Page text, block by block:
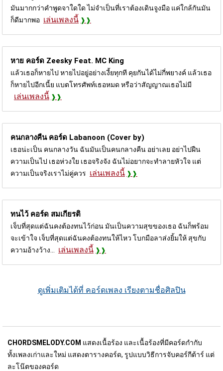
มันมากกว่าคำพูดจาใดใด ไม่จำเป็นที่เราต้องเดินจูงมือ แค่ใกล้กันมัน
ก็ดีมากพอ เล่นเพลงนี้
หาย คอร์ด Zeesky Feat. MC King
แล้วเธอก็หายไป หายไปอยู่อย่างเงี้ยทุกที คุยกันได้ไม่กี่พยางค์ แล้วเธอ
ก็หายไปอีกเนี้ย แบตโทรศัพท์เธอหมด หรือว่าสัญญาณเธอไม่มี
เล่นเพลงนี้
คนกลางคืน คอร์ด Labanoon (Cover by)
เธอน่ะเป็น คนกลางวัน ฉันมันเป็นคนกลางคืน อย่าเลย อย่าไปฝืน
ความเป็นไป เธอห่วงใย เธอจริงจัง ฉันไม่อยากจะทำลายหัวใจ แต่
ความเป็นจริงเราไม่คู่ควร เล่นเพลงนี้
ทนไว้ คอร์ด สมเกียรติ
เจ็บที่สุดแต่ฉันคงต้องทนไว้ก่อน มันเป็นความสุขของเธอ ฉันก็พร้อม
จะเข้าใจ เจ็บที่สุดแต่ฉันคงต้องทนให้ไหว โบกมือลาส่งยิ้มให้ สุขกับ
ความอ้างว้าง... เล่นเพลงนี้
ดูเพิ่มเติมได้ที่ คอร์ดเพลง เรียงตามชื่อศิลปิน
CHORDSMELODY.COM แสดงเนื้อร้อง และเนื้อร้องที่มีคอร์ดกำกับ
ทั้งเพลงเก่าและใหม่ แสดงตารางคอร์ด, รูปแบบวิธีการจับคอร์กีต้าร์ แต่
ละโน๊ตของคอร์ด